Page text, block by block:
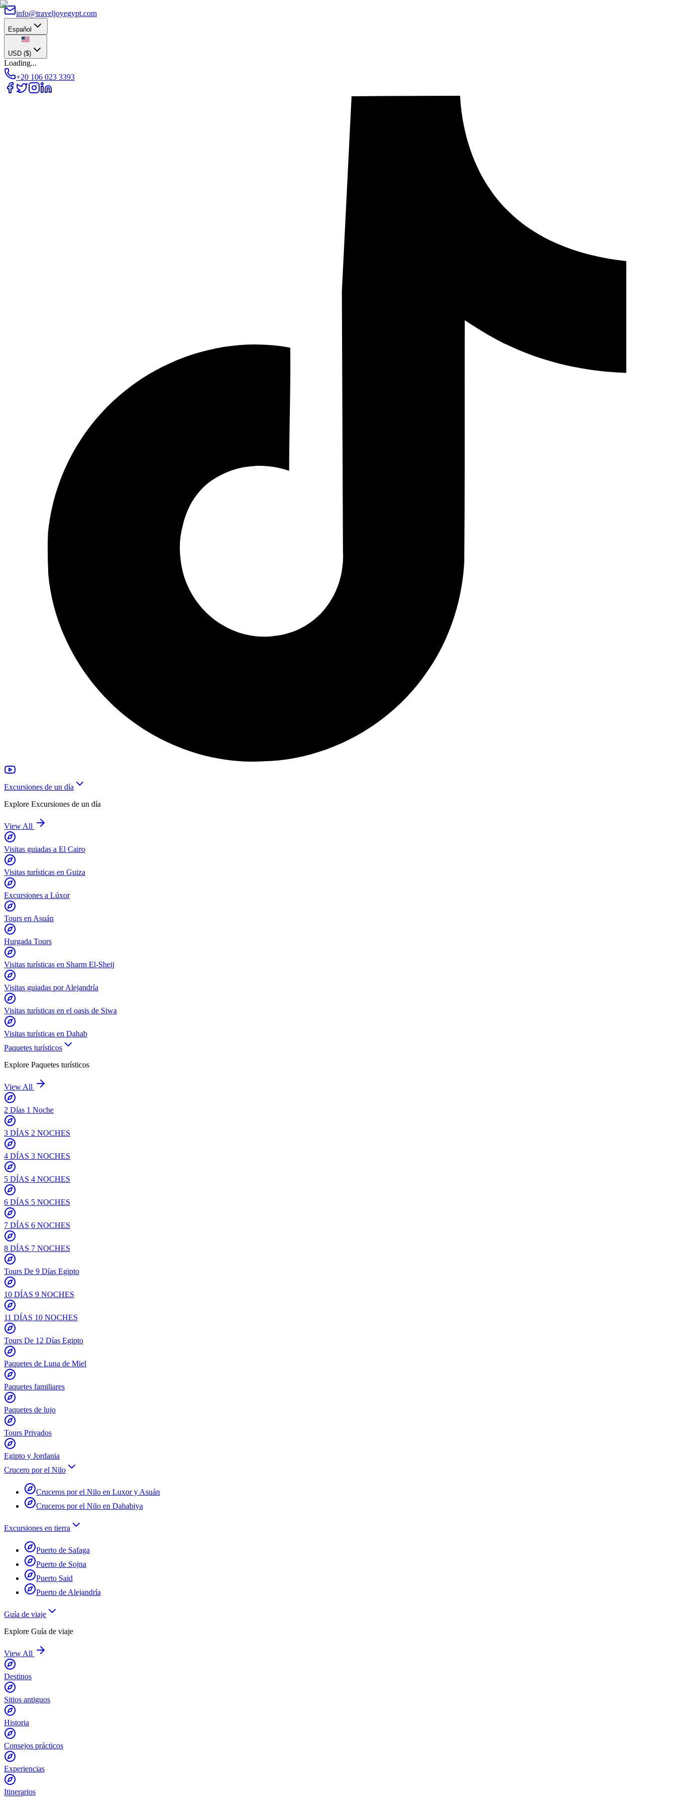
info@traveljoyegypt.com
Español
USD ($)
Loading...
+20 106 023 3393
Excursiones de un día
Explore Excursiones de un día
View All
Visitas guiadas a El Cairo
Visitas turísticas en Guiza
Excursiones a Lúxor
Tours en Asuán
Hurgada Tours
Visitas turísticas en Sharm El-Sheij
Visitas guiadas por Alejandría
Visitas turísticas en el oasis de Siwa
Visitas turísticas en Dahab
Paquetes turísticos
Explore Paquetes turísticos
View All
2 Días 1 Noche
3 DÍAS 2 NOCHES
4 DÍAS 3 NOCHES
5 DÍAS 4 NOCHES
6 DÍAS 5 NOCHES
7 DÍAS 6 NOCHES
8 DÍAS 7 NOCHES
Tours De 9 Días Egipto
10 DÍAS 9 NOCHES
11 DÍAS 10 NOCHES
Tours De 12 Días Egipto
Paquetes de Luna de Miel
Paquetes familiares
Paquetes de lujo
Tours Privados
Egipto y Jordania
Crucero por el Nilo
Cruceros por el Nilo en Luxor y Asuán
Cruceros por el Nilo en Dahabiya
Excursiones en tierra
Puerto de Safaga
Puerto de Sojna
Puerto Said
Puerto de Alejandría
Guía de viaje
Explore Guía de viaje
View All
Destinos
Sitios antiguos
Historia
Consejos prácticos
Experiencias
Itinerarios